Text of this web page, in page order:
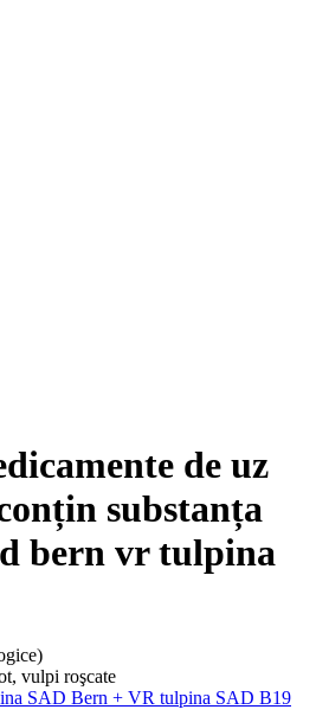
de uz
substanța
bern vr tulpina
vulpi roşcate
SAD Bern + VR tulpina SAD B19